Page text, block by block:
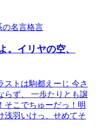
の名言格言
。イリヤの空、
ストは駒都えーじ 今さ
らず、 一歩たりとも譲
そこでちゅーだっ！明
浅羽いけっ、せめてそ